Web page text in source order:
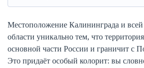
Местоположение Калининграда и
области уникально тем, что
основной части России и граничит с
Это придаёт особый колорит: вы